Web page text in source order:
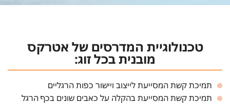
טכנולוגיית המדרסים של אטרקס
מובנית בכל זוג:
תמיכת קשת המסייעת לייצוב ויישור כפות הרגליים
תמיכת קשת המסייעת בהקלה על כאבים שונים בכף הרגל